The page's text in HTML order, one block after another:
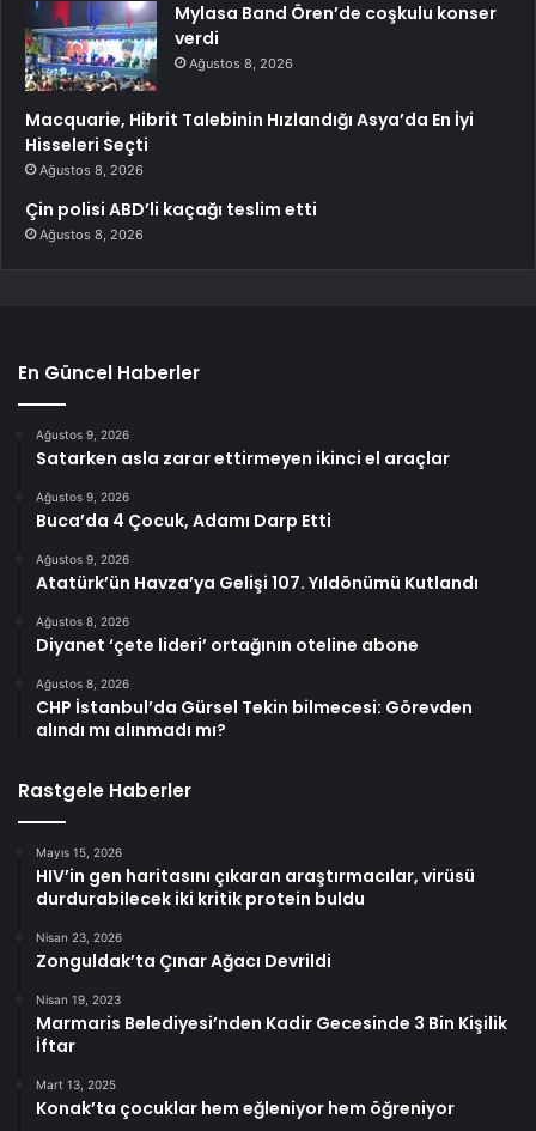
Mylasa Band Ören’de coşkulu konser
verdi
Ağustos 8, 2026
Macquarie, Hibrit Talebinin Hızlandığı Asya’da En İyi
Hisseleri Seçti
Ağustos 8, 2026
Çin polisi ABD’li kaçağı teslim etti
Ağustos 8, 2026
En Güncel Haberler
Ağustos 9, 2026
Satarken asla zarar ettirmeyen ikinci el araçlar
Ağustos 9, 2026
Buca’da 4 Çocuk, Adamı Darp Etti
Ağustos 9, 2026
Atatürk’ün Havza’ya Gelişi 107. Yıldönümü Kutlandı
Ağustos 8, 2026
Diyanet ‘çete lideri’ ortağının oteline abone
Ağustos 8, 2026
CHP İstanbul’da Gürsel Tekin bilmecesi: Görevden
alındı mı alınmadı mı?
Rastgele Haberler
Mayıs 15, 2026
HIV’in gen haritasını çıkaran araştırmacılar, virüsü
durdurabilecek iki kritik protein buldu
Nisan 23, 2026
Zonguldak’ta Çınar Ağacı Devrildi
Nisan 19, 2023
Marmaris Belediyesi’nden Kadir Gecesinde 3 Bin Kişilik
İftar
Mart 13, 2025
Konak’ta çocuklar hem eğleniyor hem öğreniyor